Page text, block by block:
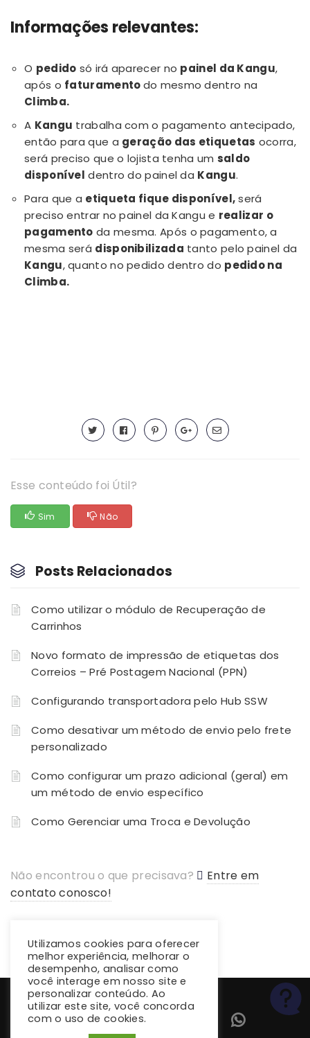
Informações relevantes:
O pedido só irá aparecer no painel da Kangu,
após o faturamentodo mesmo dentro na
Climba.
A Kangu trabalha com o pagamento antecipado,
então para que a geração das etiquetas ocorra,
será preciso que o lojista tenha um saldo
disponível dentro do painel da Kangu.
Para que a etiqueta fique disponível,será
preciso entrar no painel da Kangu e realizar o
pagamento da mesma. Após o pagamento, a
mesma será disponibilizada tanto pelo painel da
Kangu, quanto no pedido dentro do pedido na
Climba.
Esse conteúdo foi Útil?
Sim Não
Posts Relacionados
Como utilizar o módulo de Recuperação de
Carrinhos
Novo formato de impressão de etiquetas dos
Correios – Pré Postagem Nacional (PPN)
Configurando transportadora pelo Hub SSW
Como desativar um método de envio pelo frete
personalizado
Como configurar um prazo adicional (geral) em
um método de envio específico
Como Gerenciar uma Troca e Devolução
Não encontrou o que precisava?
Entre em
contato conosco!
Utilizamos cookies para oferecer
melhor experiência, melhorar o
desempenho, analisar como
você interage em nosso site e
personalizar conteúdo. Ao
utilizar este site, você concorda
com o uso de cookies.